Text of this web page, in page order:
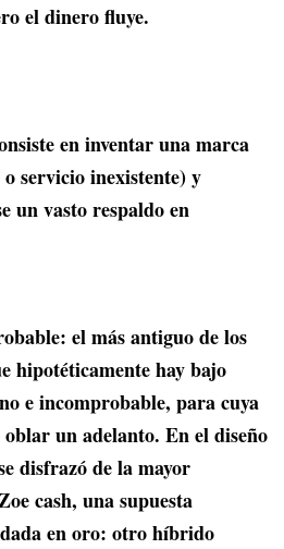
el dinero fluye.
en inventar una marca
servicio inexistente) y
un vasto respaldo en
el más antiguo de los
hipotéticamente hay bajo
e incomprobable, para cuya
un adelanto. En el diseño
disfrazó de la mayor
cash, una supuesta
en oro: otro híbrido